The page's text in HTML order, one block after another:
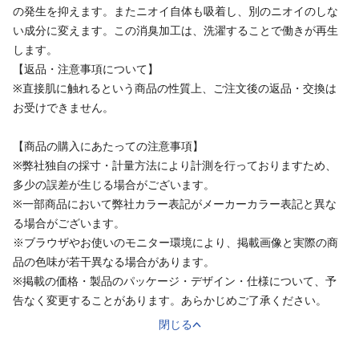
の発生を抑えます。またニオイ自体も吸着し、別のニオイのしな
い成分に変えます。この消臭加工は、洗濯することで働きが再生
します。
【返品・注意事項について】
※直接肌に触れるという商品の性質上、ご注文後の返品・交換は
お受けできません。
【商品の購入にあたっての注意事項】
※弊社独自の採寸・計量方法により計測を行っておりますため、
多少の誤差が生じる場合がございます。
※一部商品において弊社カラー表記がメーカーカラー表記と異な
る場合がございます。
※ブラウザやお使いのモニター環境により、掲載画像と実際の商
品の色味が若干異なる場合があります。
※掲載の価格・製品のパッケージ・デザイン・仕様について、予
告なく変更することがあります。あらかじめご了承ください。
閉じる